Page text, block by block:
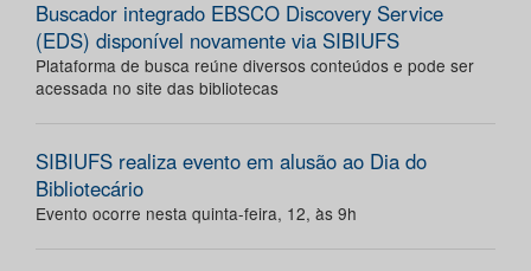
Buscador integrado EBSCO Discovery Service
(EDS) disponível novamente via SIBIUFS
Plataforma de busca reúne diversos conteúdos e pode ser
acessada no site das bibliotecas
SIBIUFS realiza evento em alusão ao Dia do
Bibliotecário
Evento ocorre nesta quinta-feira, 12, às 9h